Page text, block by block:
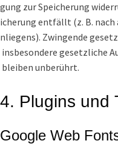
gung zur Speicherung
icherung entfällt (z. B. nach
nliegens). Zwingende
insbesondere gesetzliche
bleiben unberührt.
4. Plugins und
Google Web